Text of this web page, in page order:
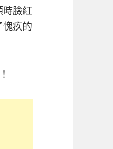
時臉紅
疚的